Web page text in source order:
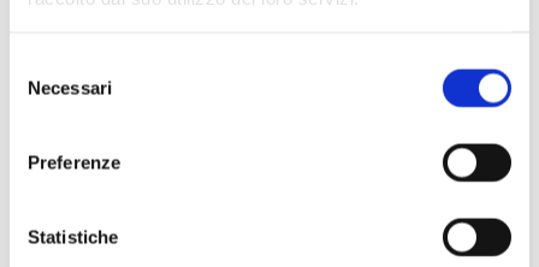
delNecessari
Preferenze
Statistiche